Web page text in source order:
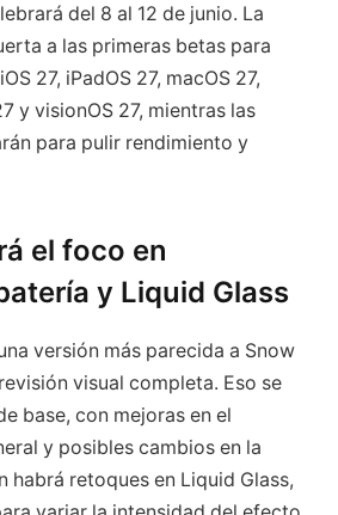
del 8 al 12 de junio. La
a las primeras betas para
27, iPadOS 27, macOS 27,
y visionOS 27, mientras las
para pulir rendimiento y
el foco en
y Liquid Glass
versión más parecida a Snow
visual completa. Eso se
base, con mejoras en el
y posibles cambios en la
habrá retoques en Liquid Glass,